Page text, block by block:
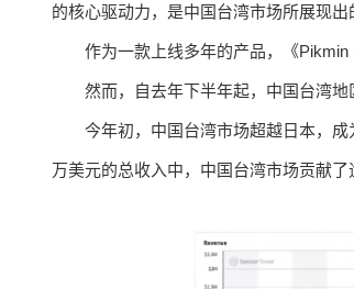
的核心驱动力，是中国台湾市场所展现出
作为一款上线多年的产品，《Pikmin
然而，自去年下半年起，中国台湾
今年初，中国台湾市场超越日本，
万美元的总收入中，中国台湾市场贡献